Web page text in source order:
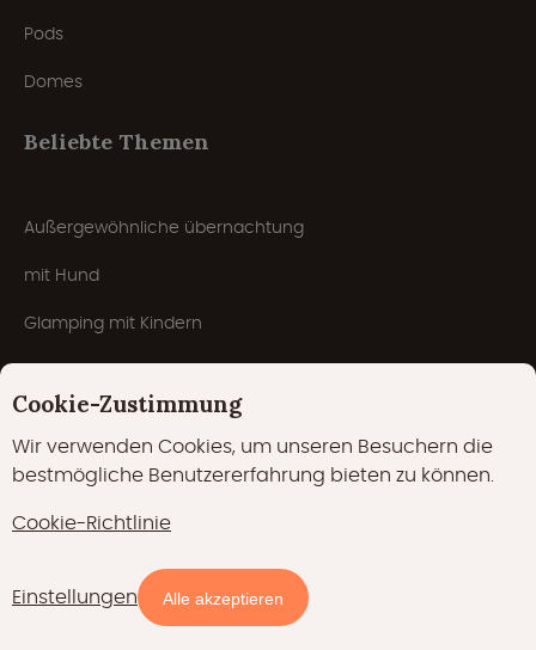
Verfügbarkeit und Preise
Pods
Domes
Beliebte Themen
Außergewöhnliche übernachtung
mit Hund
Glamping mit Kindern
Mit Schwimmbad
Romantisches Glamping
5-Sterne-Campingplatz
Winterglamping
Wellness
Cookie-Zustimmung
Wir verwenden Cookies, um unseren Besuchern die
bestmögliche Benutzererfahrung bieten zu können.
Cookie-Richtlinie
Einstellungen Alle akzeptieren